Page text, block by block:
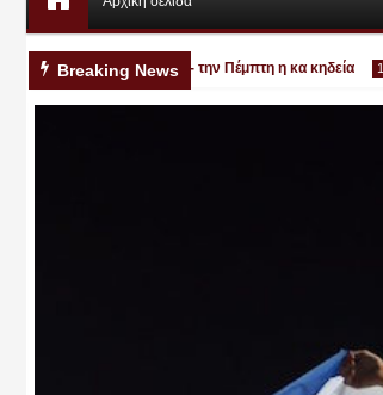
Breaking News
στην Κατερίνη - την Πέμπτη η κα κηδεία 10:25 PM